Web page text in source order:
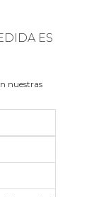
ES
nuestras